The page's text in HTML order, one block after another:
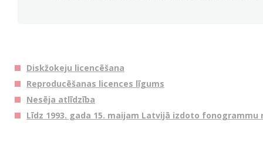
Diskžokeju licencēšana
Reproducēšanas licences līgums
Nesēja atlīdzība
Līdz 1993. gada 15. maijam Latvijā izdoto